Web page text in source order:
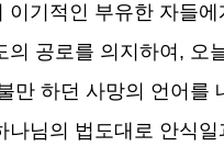
기적인 부유한 자들에
공로를 의지하여 , 오
만 하던 사망의 언어를
나님의 법도대로 안식일